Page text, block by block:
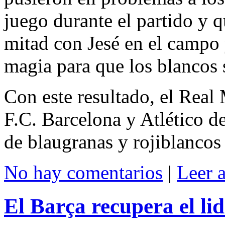
juego durante el partido y
mitad con Jesé en el
magia para que los blancos
Con este resultado, el
F.C. Barcelona y Atlético
de blaugranas y
No hay comentarios | Leer
El Barça recupera el